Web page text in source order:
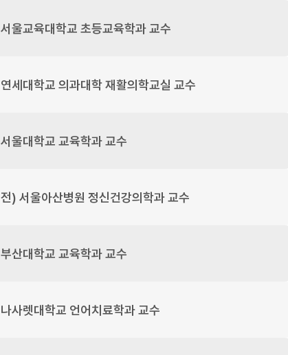
서울교육대학교 초등교육학과 교수
연세대학교 의과대학 재활의학교실 교수
서울대학교 교육학과 교수
전) 서울아산병원 정신건강의학과 교수
부산대학교 교육학과 교수
나사렛대학교 언어치료학과 교수